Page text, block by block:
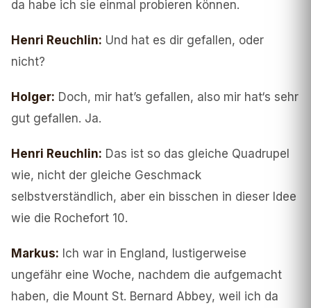
da habe ich sie einmal probieren können.
Henri Reuchlin: Und hat es dir gefallen, oder
nicht?
Holger: Doch, mir hat’s gefallen, also mir hat‘s sehr
gut gefallen. Ja.
Henri Reuchlin: Das ist so das gleiche Quadrupel
wie, nicht der gleiche Geschmack
selbstverständlich, aber ein bisschen in dieser Idee
wie die Rochefort 10.
Markus: Ich war in England, lustigerweise
ungefähr eine Woche, nachdem die aufgemacht
haben, die Mount St. Bernard Abbey, weil ich da